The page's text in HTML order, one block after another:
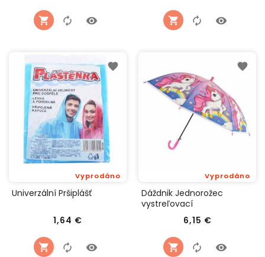
Univerzální Pršiplášť
1,64 €
Vyprodáno
Dáždnik Jednorožec
vystreľovací
6,15 €
Vyprodáno
Cena